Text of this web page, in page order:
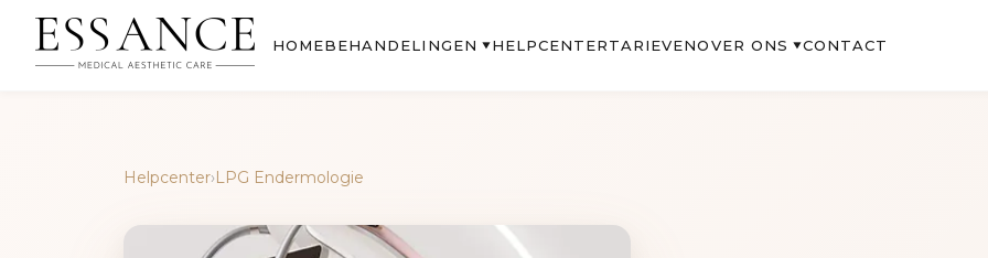
HOMEBEHANDELINGEN ▼ HELPCENTERTARIEVENOVER ONS ▼CONTACT
Helpcenter›LPG Endermologie